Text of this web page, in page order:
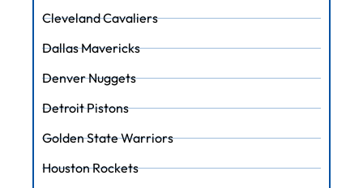
Cleveland Cavaliers
Dallas Mavericks
Denver Nuggets
Detroit Pistons
Golden State Warriors
Houston Rockets